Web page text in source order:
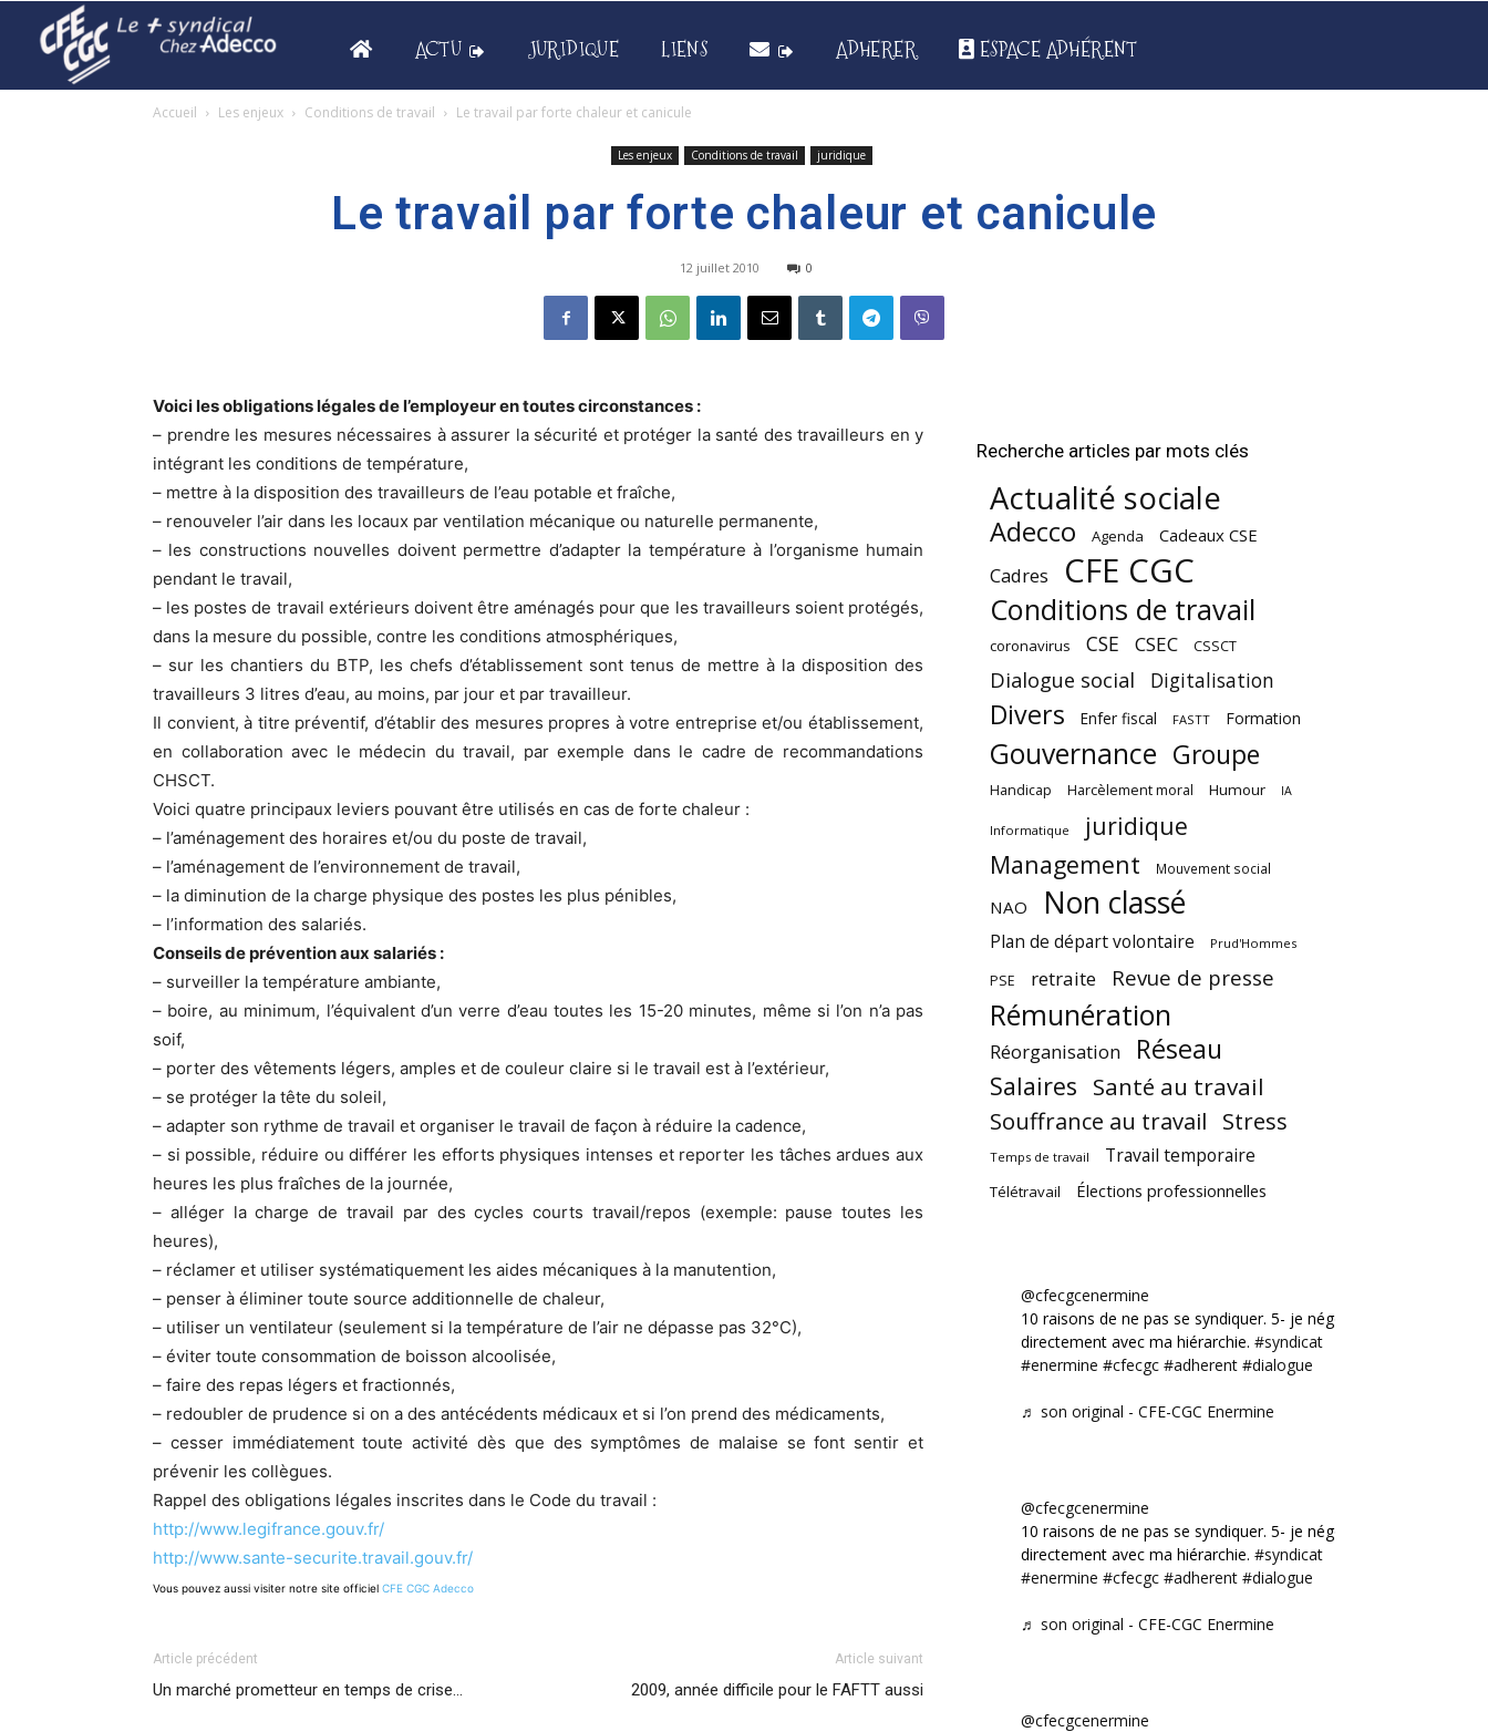
ACTU JURIDIQUE LIENS ADHERER ESPACE ADHÉRENT
Accueil Les enjeux Conditions de travail Le travail par forte chaleur et canicule
Les enjeux Conditions de travail juridique
Le travail par forte chaleur et canicule
12 juillet 2010 0
Voici les obligations légales de l’employeur en toutes circonstances :
– prendre les mesures nécessaires à assurer la sécurité et protéger la santé des travailleurs en y
intégrant les conditions de température,
– mettre à la disposition des travailleurs de l’eau potable et fraîche,
– renouveler l’air dans les locaux par ventilation mécanique ou naturelle permanente,
– les constructions nouvelles doivent permettre d’adapter la température à l’organisme humain
pendant le travail,
– les postes de travail extérieurs doivent être aménagés pour que les travailleurs soient protégés,
dans la mesure du possible, contre les conditions atmosphériques,
– sur les chantiers du BTP, les chefs d’établissement sont tenus de mettre à la disposition des
travailleurs 3 litres d’eau, au moins, par jour et par travailleur.
Il convient, à titre préventif, d’établir des mesures propres à votre entreprise et/ou établissement,
en collaboration avec le médecin du travail, par exemple dans le cadre de recommandations
CHSCT.
Voici quatre principaux leviers pouvant être utilisés en cas de forte chaleur :
– l’aménagement des horaires et/ou du poste de travail,
– l’aménagement de l’environnement de travail,
– la diminution de la charge physique des postes les plus pénibles,
– l’information des salariés.
Conseils de prévention aux salariés :
– surveiller la température ambiante,
– boire, au minimum, l’équivalent d’un verre d’eau toutes les 15-20 minutes, même si l’on n’a pas
soif,
– porter des vêtements légers, amples et de couleur claire si le travail est à l’extérieur,
– se protéger la tête du soleil,
– adapter son rythme de travail et organiser le travail de façon à réduire la cadence,
– si possible, réduire ou différer les efforts physiques intenses et reporter les tâches ardues aux
heures les plus fraîches de la journée,
– alléger la charge de travail par des cycles courts travail/repos (exemple: pause toutes les
heures),
– réclamer et utiliser systématiquement les aides mécaniques à la manutention,
– penser à éliminer toute source additionnelle de chaleur,
– utiliser un ventilateur (seulement si la température de l’air ne dépasse pas 32°C),
– éviter toute consommation de boisson alcoolisée,
– faire des repas légers et fractionnés,
– redoubler de prudence si on a des antécédents médicaux et si l’on prend des médicaments,
– cesser immédiatement toute activité dès que des symptômes de malaise se font sentir et
prévenir les collègues.
Rappel des obligations légales inscrites dans le Code du travail :
http://www.legifrance.gouv.fr/
http://www.sante-securite.travail.gouv.fr/
Vous pouvez aussi visiter notre site officiel CFE CGC Adecco
Article précédent
Un marché prometteur en temps de crise…
Article suivant
2009, année difficile pour le FAFTT aussi
Recherche articles par mots clés
Actualité sociale
Adecco Agenda Cadeaux CSE
Cadres CFE CGC
Conditions de travail
coronavirus CSE CSEC CSSCT
Dialogue social Digitalisation
Divers Enfer fiscal FASTT Formation
Gouvernance Groupe
Handicap Harcèlement moral Humour IA
Informatique
juridique
Management
Mouvement social
NAO Non classé
Plan de départ volontaire Prud'Hommes
PSE retraite Revue de presse
Rémunération
Réorganisation Réseau
Salaires Santé au travail
Souffrance au travail Stress
Temps de travail Travail temporaire
Télétravail Élections professionnelles
@cfecgcenermine
10 raisons de ne pas se syndiquer. 5- je négocie
directement avec ma hiérarchie. #syndicat
#enermine #cfecgc #adherent #dialogue
♬ son original - CFE-CGC Enermine
@cfecgcenermine
10 raisons de ne pas se syndiquer. 5- je négocie
directement avec ma hiérarchie. #syndicat
#enermine #cfecgc #adherent #dialogue
♬ son original - CFE-CGC Enermine
@cfecgcenermine